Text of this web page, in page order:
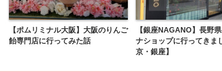
【ポムリミナル大阪】大阪のりんご
飴専門店に行ってみた話
【銀座NAGANO】長野
ナショップに行ってきま
京・銀座】